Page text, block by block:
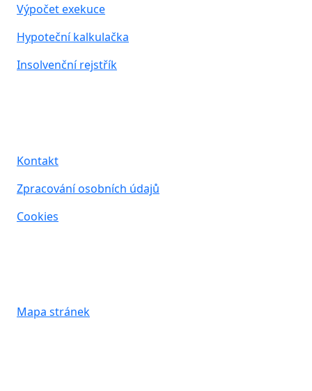
Výpočet exekuce
Hypoteční kalkulačka
Insolvenční rejstřík
Kontakt
Zpracování osobních údajů
Cookies
Mapa stránek